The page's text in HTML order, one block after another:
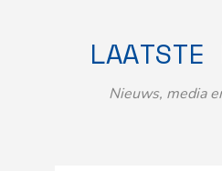
LAATSTE
Nieuws, media